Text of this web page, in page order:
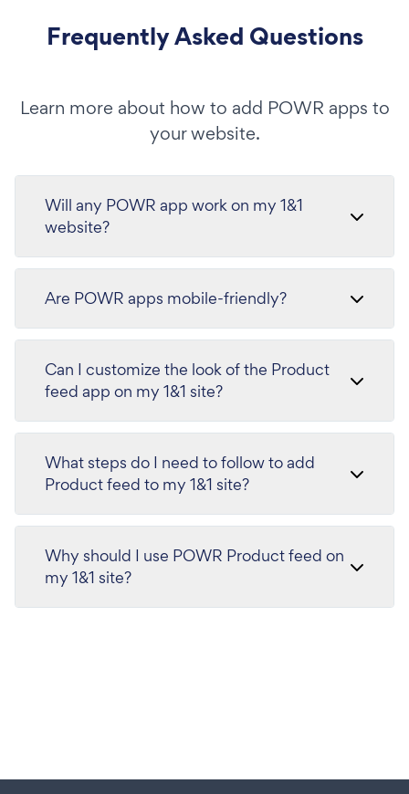
Frequently Asked Questions
Learn more about how to add POWR apps to
your website.
Will any POWR app work on my 1&1
website?
Are POWR apps mobile-friendly?
Can I customize the look of the Product
feed app on my 1&1 site?
What steps do I need to follow to add
Product feed to my 1&1 site?
Why should I use POWR Product feed on
my 1&1 site?